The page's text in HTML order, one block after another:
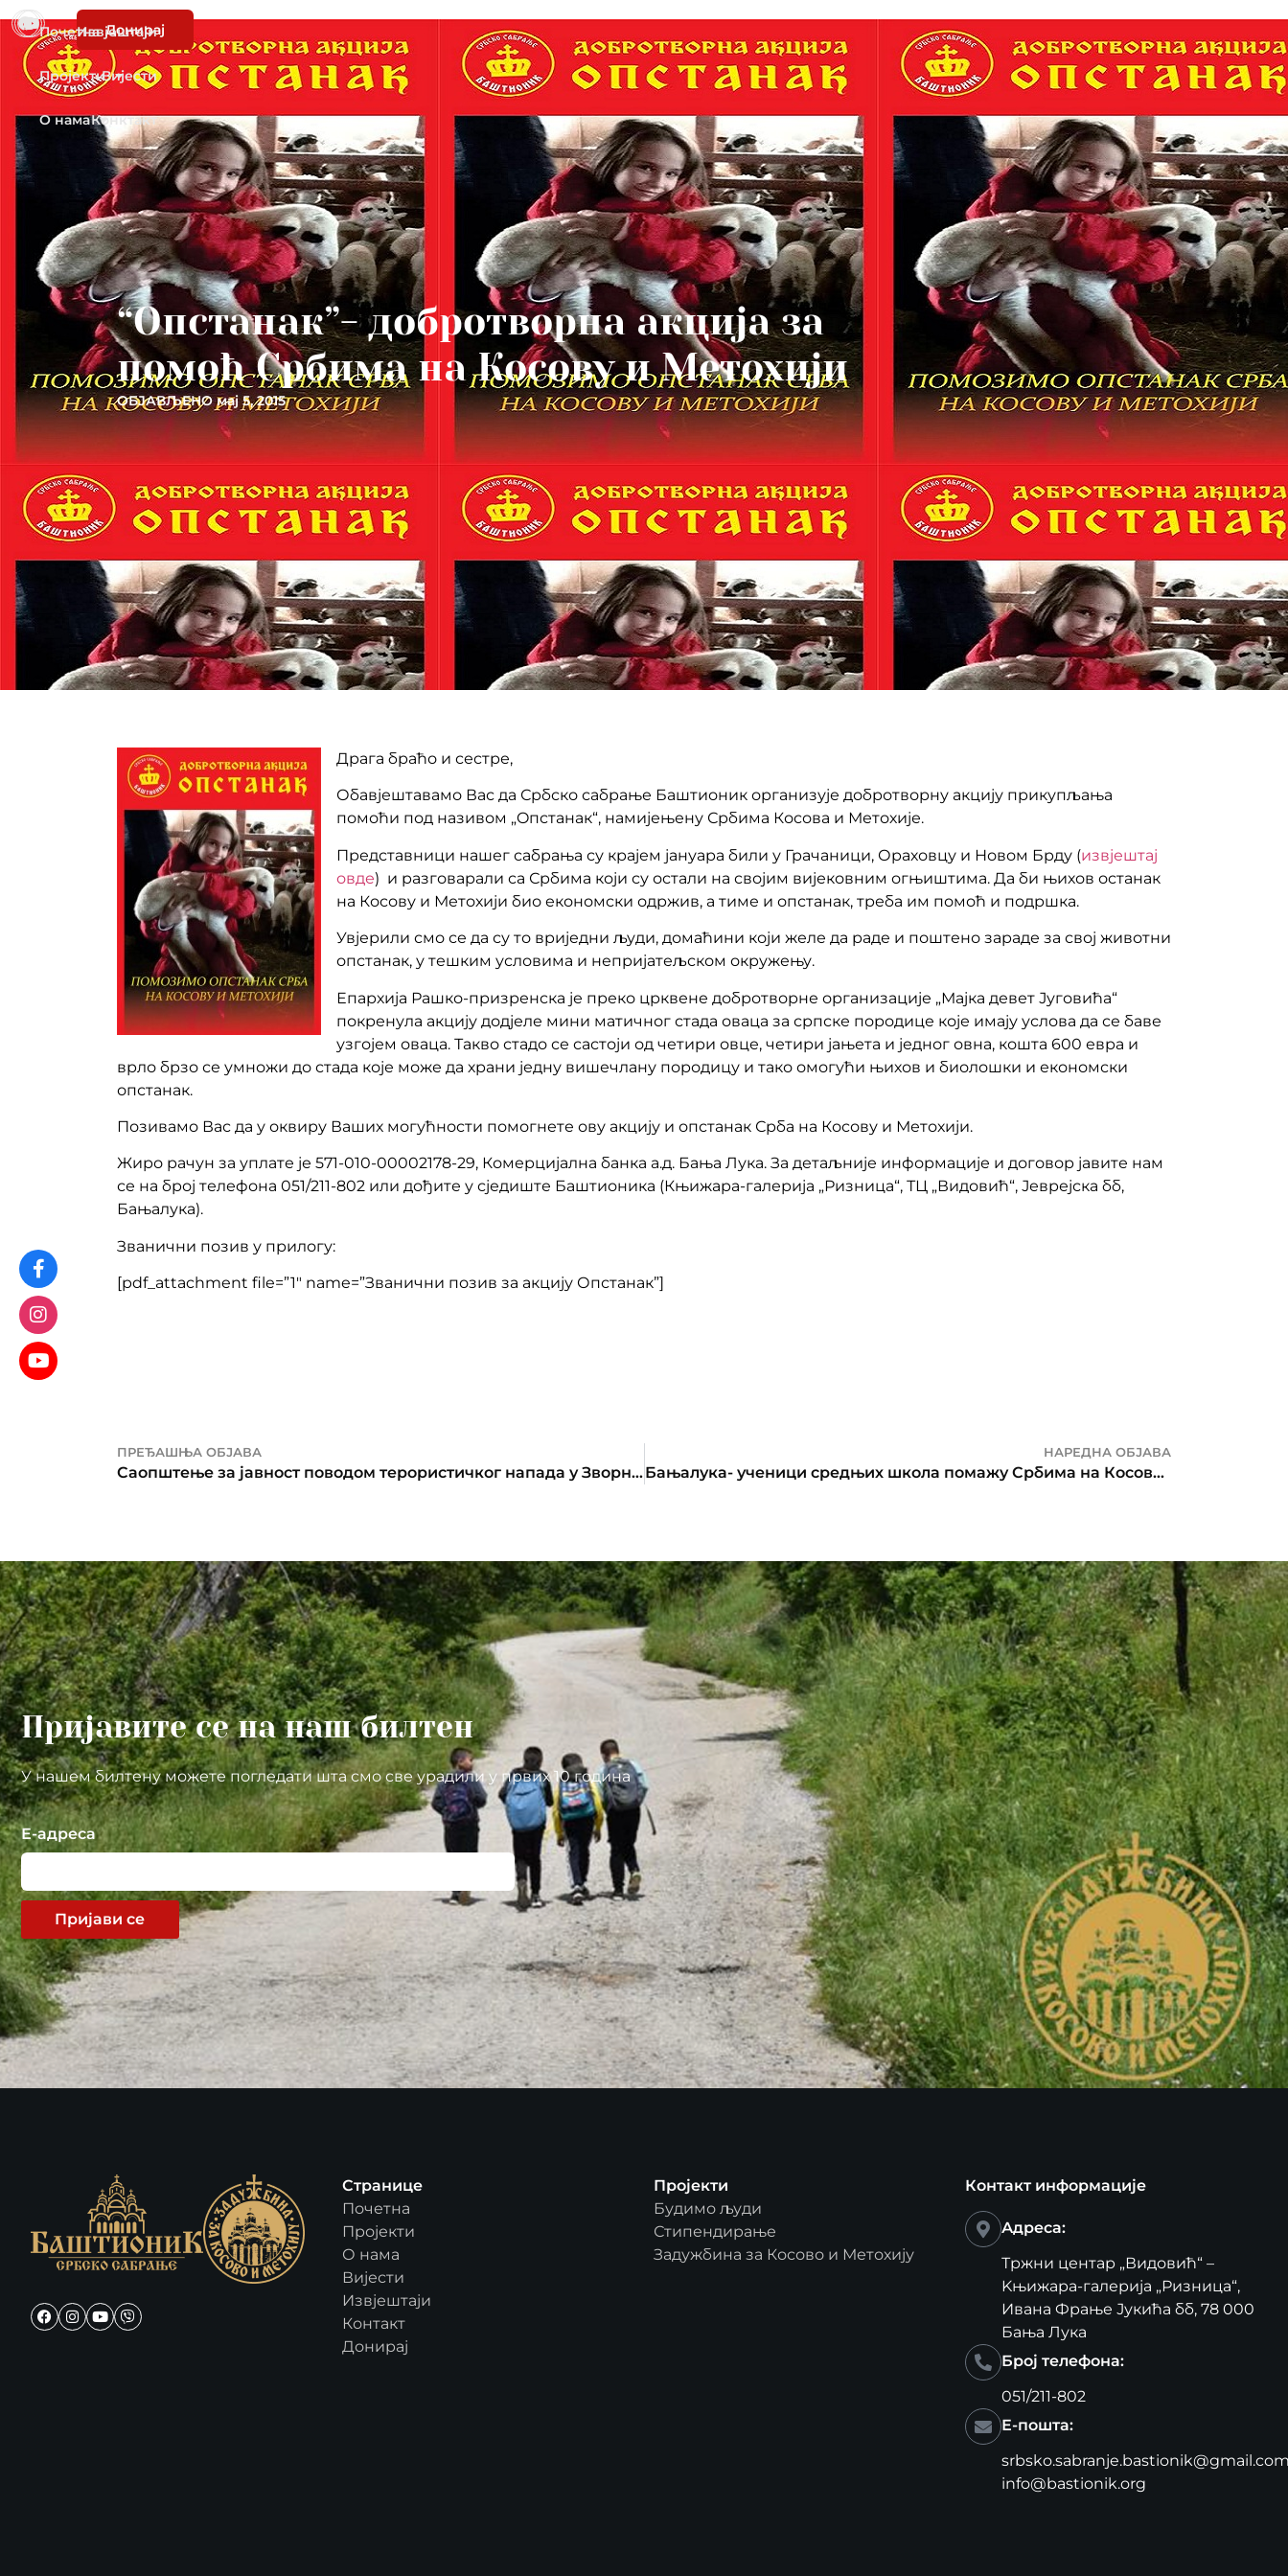
Почетна
Пројекти
О нама
Извјештаји
Вијести
Конктакт
Донирај
“Опстанак”- добротворна акција за
помоћ Србима на Косову и Метохији
ОБЈАВЉЕНО мај 5, 2015
Драга браћо и сестре,
Обавјештавамо Вас да Србско сабрање Баштионик организује добротворну акцију прикупљања
помоћи под називом „Oпстанак“, намијењену Србима Косова и Метохије.
Представници нашег сабрања су крајем јануара били у Грачаници, Ораховцу и Новом Брду (извјештај
овде) и разговарали са Србима који су остали на својим вијековним огњиштима. Да би њихов останак
на Косову и Метохији био економски одржив, а тиме и опстанак, треба им помоћ и подршка.
Увјерили смо се да су то вриједни људи, домаћини који желе да раде и поштено зараде за свој животни
опстанак, у тешким условима и непријатељском окружењу.
Епархија Рашко-призренска је преко црквене добротворне организације „Мајка девет Југовића“
покренула акцију додјеле мини матичног стада оваца за српске породице које имају услова да се баве
узгојем оваца. Такво стадо се састоји од четири овце, четири јањета и једног овна, кошта 600 евра и
врло брзо се умножи до стада које може да храни једну вишечлану породицу и тако омогући њихов и биолошки и економски
опстанак.
Позивамо Вас да у оквиру Ваших могућности помогнете ову акцију и опстанак Срба на Косову и Метохији.
Жиро рачун за уплате је 571-010-00002178-29, Комерцијална банка а.д. Бања Лука. За детаљније информације и договор јавите нам
се на број телефона 051/211-802 или дођите у сједиште Баштионика (Књижара-галерија „Ризница“, ТЦ „Видовић“, Јеврејска бб,
Бањалука).
Званични позив у прилогу:
[pdf_attachment file=”1″ name=”Званични позив за акцију Опстанак”]
ПРЕЂАШЊА ОБЈАВА
Саопштење за јавност поводом терористичког напада у Зворнику
НАРЕДНА ОБЈАВА
Бањалука- ученици средњих школа помажу Србима на Косову и Метохији
Пријавите се на наш билтен
У нашем билтену можете погледати шта смо све урадили у првих 10 година
Е-адреса
Пријави се
Странице
Почетна
Пројекти
О нама
Вијести
Извјештаји
Контакт
Донирај
Пројекти
Будимо људи
Стипендирање
Задужбина за Косово и Метохију
Контакт информације
Адреса:
Тржни центар „Видовић“ –
Kњижара-галерија „Ризница“,
Ивана Фрање Јукића бб, 78 000
Бања Лука
Број телефона:
051/211-802
Е-пошта:
info@bastionik.org